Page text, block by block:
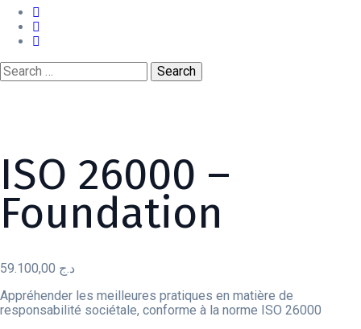
ISO 26000 –
Foundation
د.ج
Appréhender les meilleures pratiques en matière de
responsabilité sociétale, conforme à la norme ISO 26000